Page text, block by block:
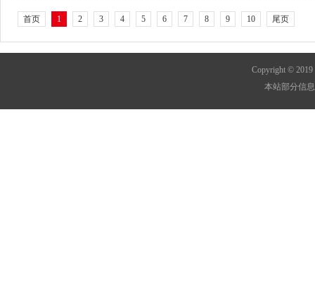
首页 1 2 3 4 5 6 7 8 9 10 尾页
Copyright ©
本站部分信